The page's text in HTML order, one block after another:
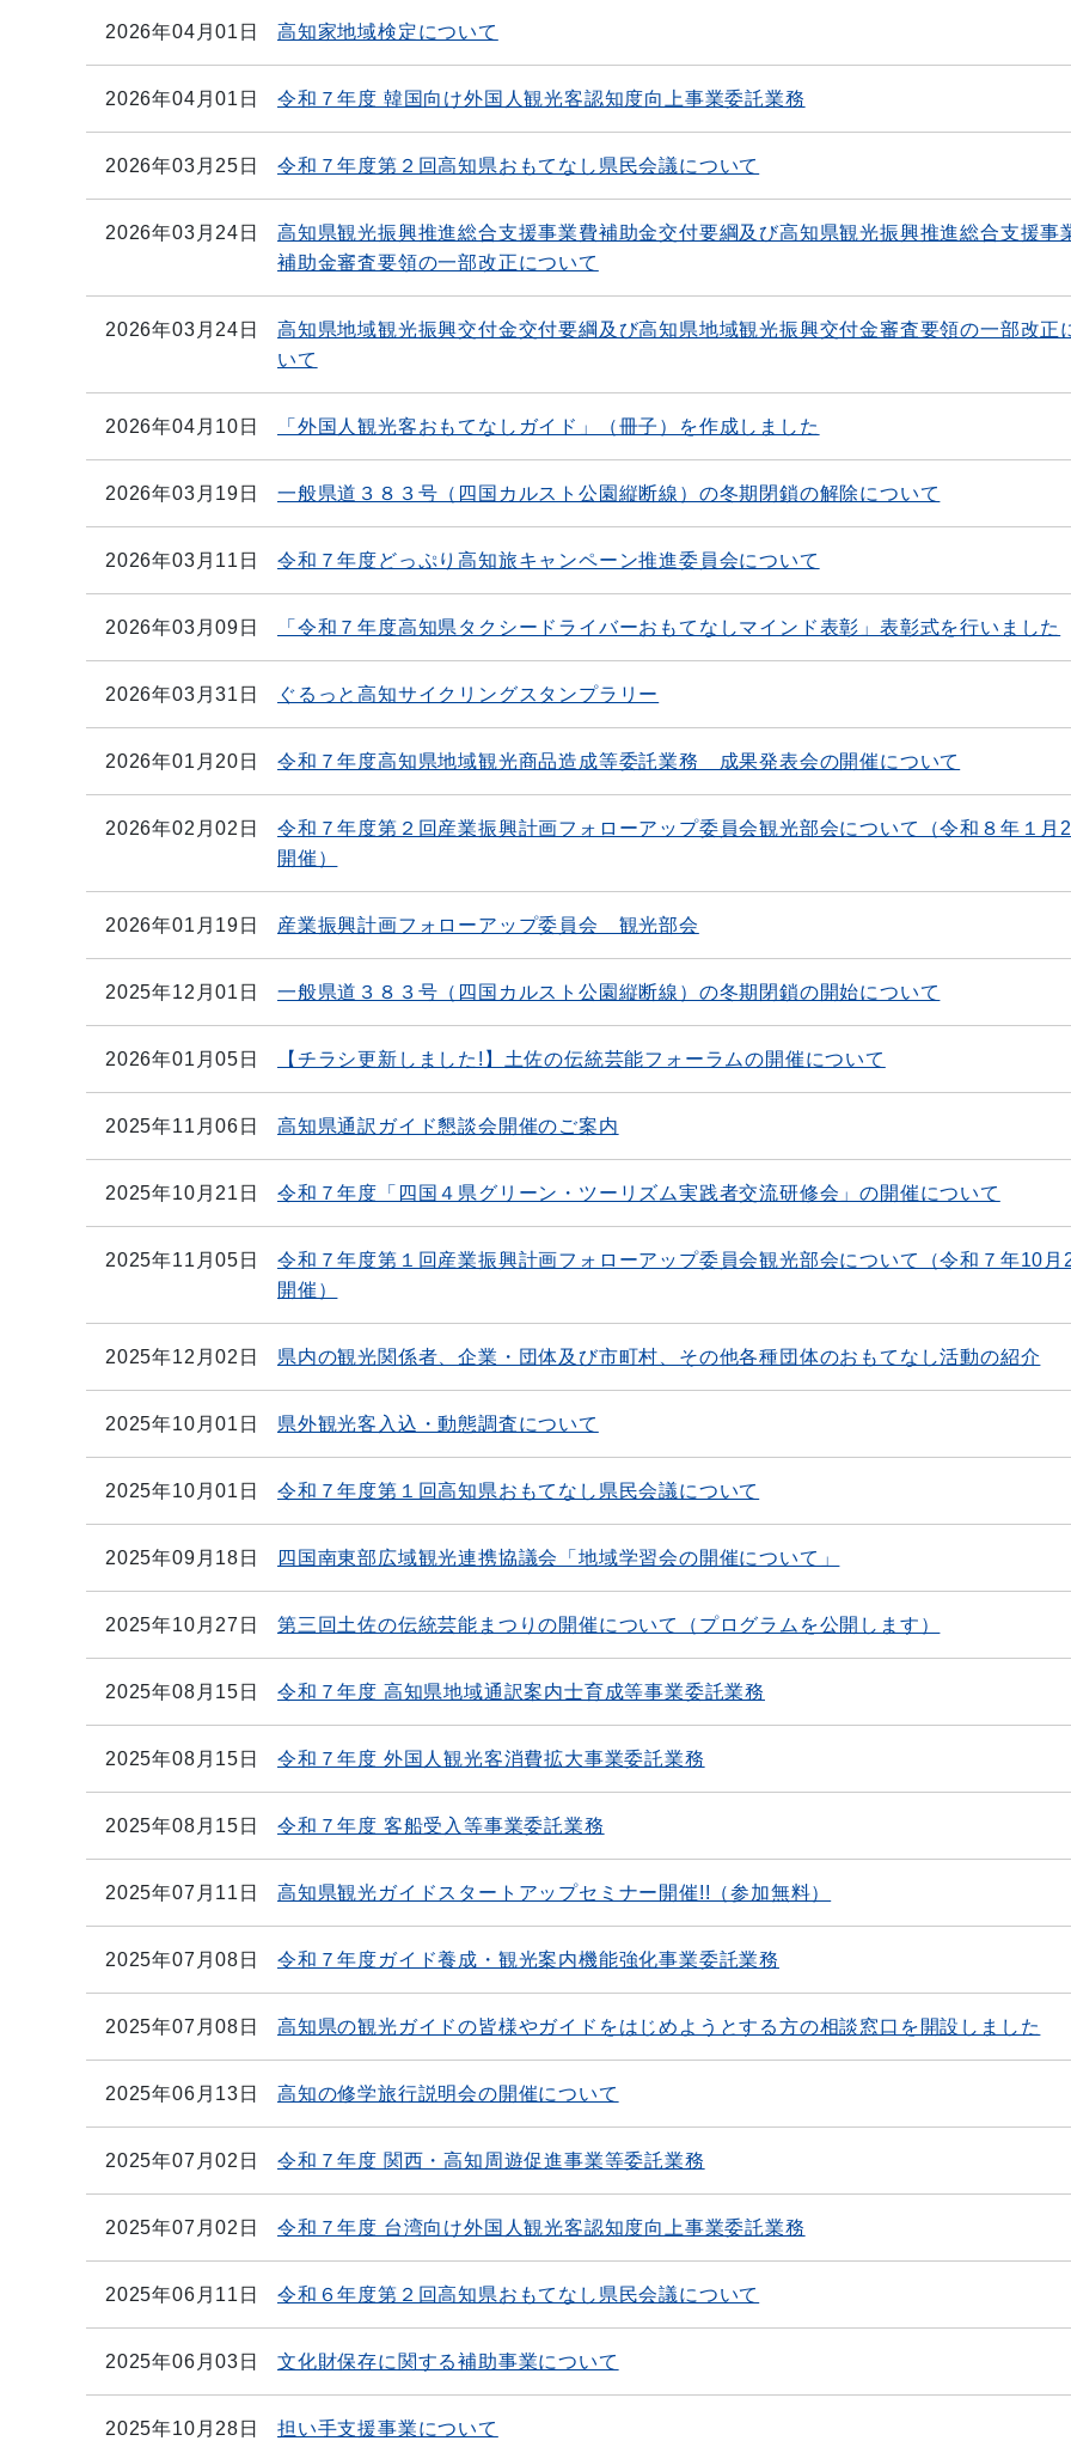
2026年04月01日 高知家地域検定について
2026年04月01日 令和７年度 韓国向け外国人観光客認知度向上事業委託業務
2026年03月25日 令和７年度第２回高知県おもてなし県民会議について
2026年03月24日
高知県観光振興推進総合支援事業費補助金交付要綱及び高知県観光振興推進総合支援事
補助金審査要領の一部改正について
2026年03月24日
高知県地域観光振興交付金交付要綱及び高知県地域観光振興交付金審査要領の一部改正
いて
2026年04月10日 「外国人観光客おもてなしガイド」（冊子）を作成しました
2026年03月19日 一般県道３８３号（四国カルスト公園縦断線）の冬期閉鎖の解除について
2026年03月11日 令和７年度どっぷり高知旅キャンペーン推進委員会について
2026年03月09日 「令和７年度高知県タクシードライバーおもてなしマインド表彰」表彰式を行いました
2026年03月31日 ぐるっと高知サイクリングスタンプラリー
2026年01月20日 令和７年度高知県地域観光商品造成等委託業務 成果発表会の開催について
2026年02月02日
令和７年度第２回産業振興計画フォローアップ委員会観光部会について（令和８年１月
開催）
2026年01月19日 産業振興計画フォローアップ委員会 観光部会
2025年12月01日 一般県道３８３号（四国カルスト公園縦断線）の冬期閉鎖の開始について
2026年01月05日 【チラシ更新しました!】土佐の伝統芸能フォーラムの開催について
2025年11月06日 高知県通訳ガイド懇談会開催のご案内
2025年10月21日 令和７年度「四国４県グリーン・ツーリズム実践者交流研修会」の開催について
2025年11月05日
令和７年度第１回産業振興計画フォローアップ委員会観光部会について（令和７年10月
開催）
2025年12月02日 県内の観光関係者、企業・団体及び市町村、その他各種団体のおもてなし活動の紹介
2025年10月01日 県外観光客入込・動態調査について
2025年10月01日 令和７年度第１回高知県おもてなし県民会議について
2025年09月18日 四国南東部広域観光連携協議会「地域学習会の開催について」
2025年10月27日 第三回土佐の伝統芸能まつりの開催について（プログラムを公開します）
2025年08月15日 令和７年度 高知県地域通訳案内士育成等事業委託業務
2025年08月15日 令和７年度 外国人観光客消費拡大事業委託業務
2025年08月15日 令和７年度 客船受入等事業委託業務
2025年07月11日 高知県観光ガイドスタートアップセミナー開催!!（参加無料）
2025年07月08日 令和７年度ガイド養成・観光案内機能強化事業委託業務
2025年07月08日 高知県の観光ガイドの皆様やガイドをはじめようとする方の相談窓口を開設しました
2025年06月13日 高知の修学旅行説明会の開催について
2025年07月02日 令和７年度 関西・高知周遊促進事業等委託業務
2025年07月02日 令和７年度 台湾向け外国人観光客認知度向上事業委託業務
2025年06月11日 令和６年度第２回高知県おもてなし県民会議について
2025年06月03日 文化財保存に関する補助事業について
2025年10月28日 担い手支援事業について